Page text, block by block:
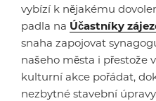
vybízí k nějakému
padla na Účastníky
snaha zapojovat
našeho města i přestože
kulturní akce pořádat,
nezbytné stavební